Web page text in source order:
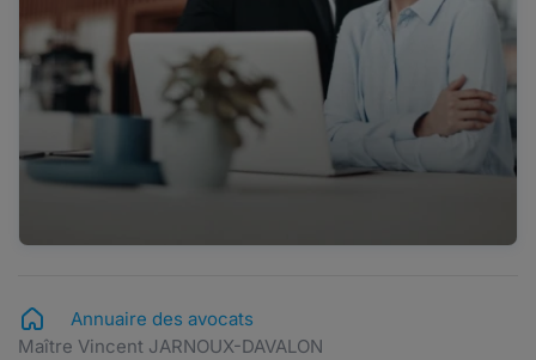
Annuaire des avocats
Maître Vincent JARNOUX-DAVALON